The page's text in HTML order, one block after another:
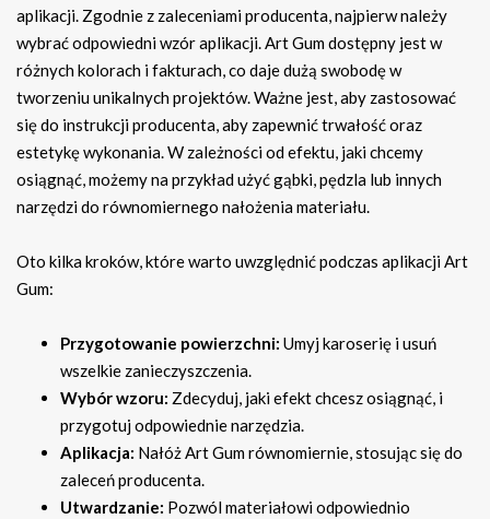
aplikacji. Zgodnie z zaleceniami producenta, najpierw należy
wybrać odpowiedni wzór aplikacji. Art Gum dostępny jest w
różnych kolorach i fakturach, co daje dużą swobodę w
tworzeniu unikalnych projektów. Ważne jest, aby zastosować
się do instrukcji producenta, aby zapewnić trwałość oraz
estetykę wykonania. W zależności od efektu, jaki chcemy
osiągnąć, możemy na przykład użyć gąbki, pędzla lub innych
narzędzi do równomiernego nałożenia materiału.
Oto kilka kroków, które warto uwzględnić podczas aplikacji Art
Gum:
Przygotowanie powierzchni: Umyj karoserię i usuń
wszelkie zanieczyszczenia.
Wybór wzoru: Zdecyduj, jaki efekt chcesz osiągnąć, i
przygotuj odpowiednie narzędzia.
Aplikacja: Nałóż Art Gum równomiernie, stosując się do
zaleceń producenta.
Utwardzanie: Pozwól materiałowi odpowiednio